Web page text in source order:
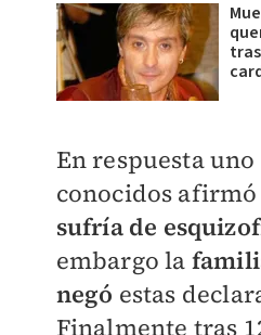
En respuesta uno
conocidos
sufría de
embargo la
negó estas
Finalmente tras